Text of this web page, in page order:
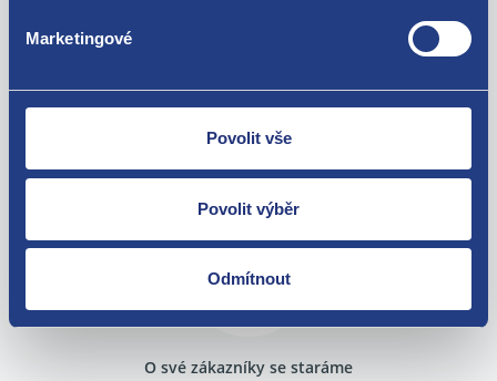
Marketingové
Povolit vše
Povolit výběr
Odmítnout
Nejste spokojeni? Vyřešíme to!
O své zákazníky se staráme